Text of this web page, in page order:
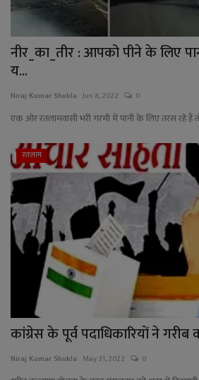
नीर_का_तीर : आपको पीने के लिए
य...
Niraj Kumar Shukla Jun 8, 2022 0
एक ओर रतलामवासी भरी गरमी में पानी के लिए तरस रहे हैं
रतलाम
कांग्रेस के पूर्व पदाधिकारियों ने
Niraj Kumar Shukla May 31, 2022 0